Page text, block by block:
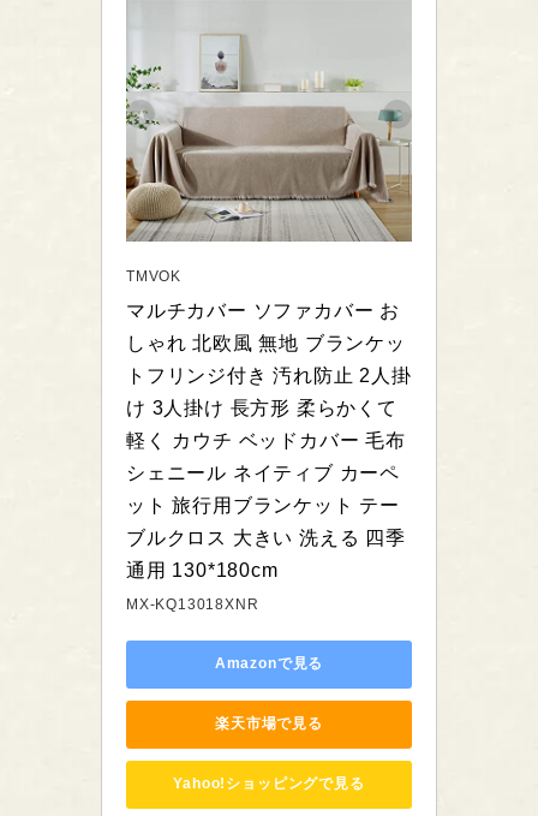
TMVOK
マルチカバー ソファカバー お
しゃれ 北欧風 無地 ブランケッ
トフリンジ付き 汚れ防止 2人掛
け 3人掛け 長方形 柔らかくて
軽く カウチ ベッドカバー 毛布
シェニール ネイティブ カーペ
ット 旅行用ブランケット テー
ブルクロス 大きい 洗える 四季
通用 130*180cm
MX-KQ13018XNR
Amazonで見る
楽天市場で見る
Yahoo!ショッピングで見る